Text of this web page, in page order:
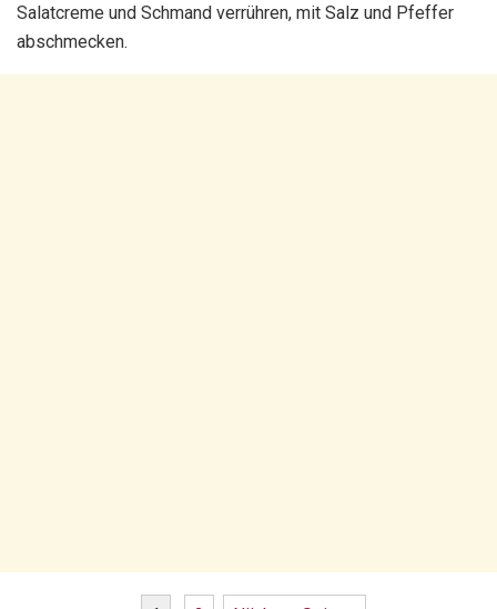
Salatcreme und Schmand verrühren, mit Salz und Pfeffer
abschmecken.